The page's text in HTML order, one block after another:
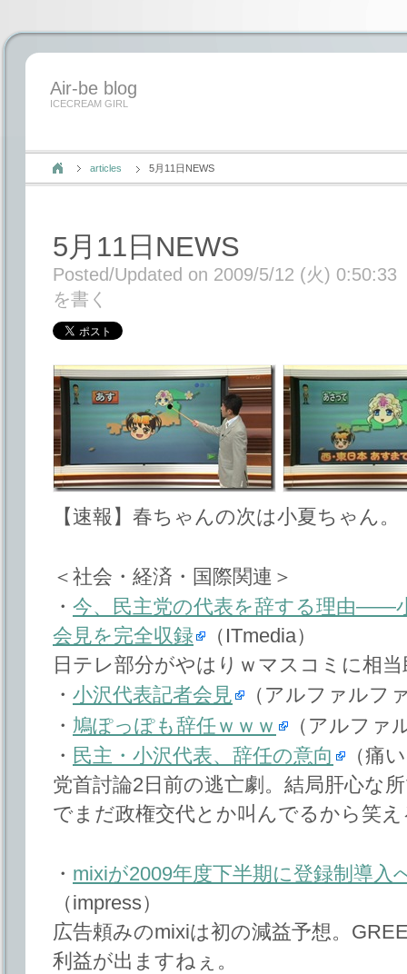
Air-be blog
ICECREAM GIRL
articles 5月11日NEWS
5月11日NEWS
Posted/Updated on 2009/5/12 (火) 0:50:33
を書く
【速報】春ちゃんの次は小夏ちゃん。
＜社会・経済・国際関連＞
・ 今、民主党の代表を辞する理由――
会見を完全収録
（ITmedia）
日テレ部分がやはりｗマスコミに相
・ 小沢代表記者会見
（アルファルフ
・ 鳩ぽっぽも辞任ｗｗｗ
（アルファ
・ 民主・小沢代表、辞任の意向
（痛
党首討論2日前の逃亡劇。結局肝心な
でまだ政権交代とか叫んでるから笑え
・ mixiが2009年度下半期に登録制導入
（impress）
広告頼みのmixiは初の減益予想。
利益が出ますねぇ。